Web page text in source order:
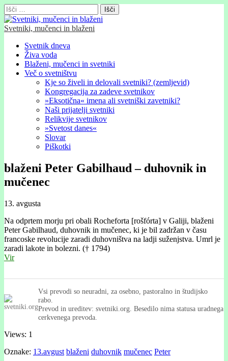
Išči:
Svetniki, mučenci in blaženi
Glavni
meni
Skip
content
Svetnik dneva
Živa voda
Blaženi, mučenci in svetniki
Več o svetništvu
Kje so živeli in delovali svetniki? (zemljevid)
Kongregacija za zadeve svetnikov
»Eksotična« imena ali svetniški zavetniki?
Naši prijatelji svetniki
Relikvije svetnikov
»Svetost danes«
Slovar
Piškotki
blaženi Peter Gabilhaud – duhovnik in
mučenec
13. avgusta
Na odprtem morju pri obali Rocheforta [rošfórta] v Galiji, blaženi
Peter Gabilhaud, duhovnik in mučenec, ki je bil zadržan v času
francoske revolucije zaradi duhovništva na ladji suženjstva. Umrl je
zaradi lakote in bolezni. († 1794)
Vir
Vsi prevodi so neuradni, za osebno, pastoralno in študijsko
rabo.
Prevod in ureditev: svetniki.org. Besedilo nima statusa uradnega
cerkvenega prevoda.
Views: 1
Oznake: 13.avgust blaženi duhovnik mučenec Peter